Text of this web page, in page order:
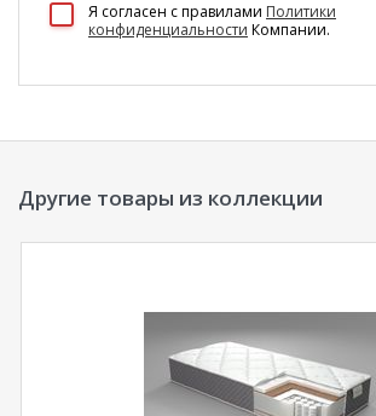
Я согласен c правилами Политики
конфиденциальности Компании.
Другие товары из коллекции